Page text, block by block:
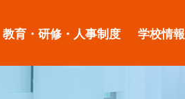
教育・研修・人事制度 学校情報